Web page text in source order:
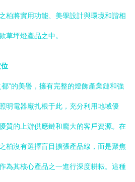
柏將實用功能、美學設計與環境和諧相
草坪燈產品之中。
”的美譽，擁有完整的燈飾產業鏈和強
明電器廠扎根于此，充分利用地域優
質的上游供應鏈和龐大的客戶資源。在
柏沒有選擇盲目擴張產品線，而是聚焦
為其核心產品之一進行深度耕耘。這種